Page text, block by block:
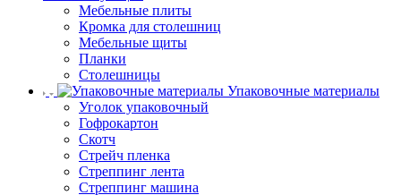
Мебельные плиты
Кромка для столешниц
Мебельные щиты
Планки
Столешницы
Упаковочные материалы
Уголок упаковочный
Гофрокартон
Скотч
Стрейч пленка
Стреппинг лента
Стреппинг машина